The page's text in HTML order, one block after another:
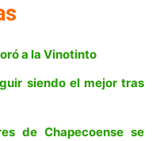
a la Vinotinto
siendo el mejor tras
de Chapecoense se